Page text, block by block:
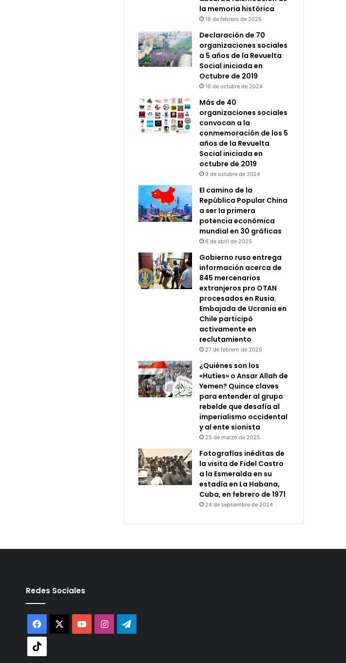
la memoria histórica
19 de febrero de 2025
Declaración de 70
organizaciones sociales
a 5 años de la Revuelta
Social iniciada en
Octubre de 2019
16 de octubre de 2024
Más de 40
organizaciones sociales
convocan a la
conmemoración de los 5
años de la Revuelta
Social iniciada en
octubre de 2019
9 de octubre de 2024
El camino de la
República Popular China
a ser la primera
potencia económica
mundial en 30 gráficas
6 de abril de 2025
Gobierno ruso entrega
información acerca de
845 mercenarios
extranjeros pro OTAN
procesados en Rusia.
Embajada de Ucrania en
Chile participó
activamente en
reclutamiento
27 de febrero de 2025
¿Quiénes son los
«Hutíes» o Ansar Allah de
Yemen? Quince claves
para entender al grupo
rebelde que desafía al
imperialismo occidental
y al ente sionista
25 de marzo de 2025
Fotografías inéditas de
la visita de Fidel Castro
a la Esmeralda en su
estadía en La Habana,
Cuba, en febrero de 1971
24 de septiembre de 2024
Redes Sociales
Facebook YouTubeInstagramTelegram